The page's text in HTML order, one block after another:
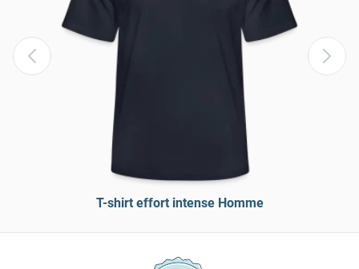
T-shirt effort intense Homme